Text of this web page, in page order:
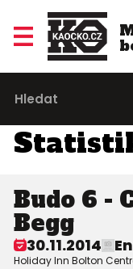
Budo 6 -
Begg
30.11.2014
Holiday Inn Bolton